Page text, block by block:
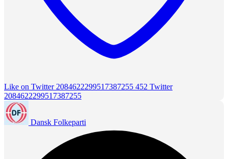
Like on Twitter 2084622299517387255 452 Twitter
2084622299517387255
Dansk Folkeparti